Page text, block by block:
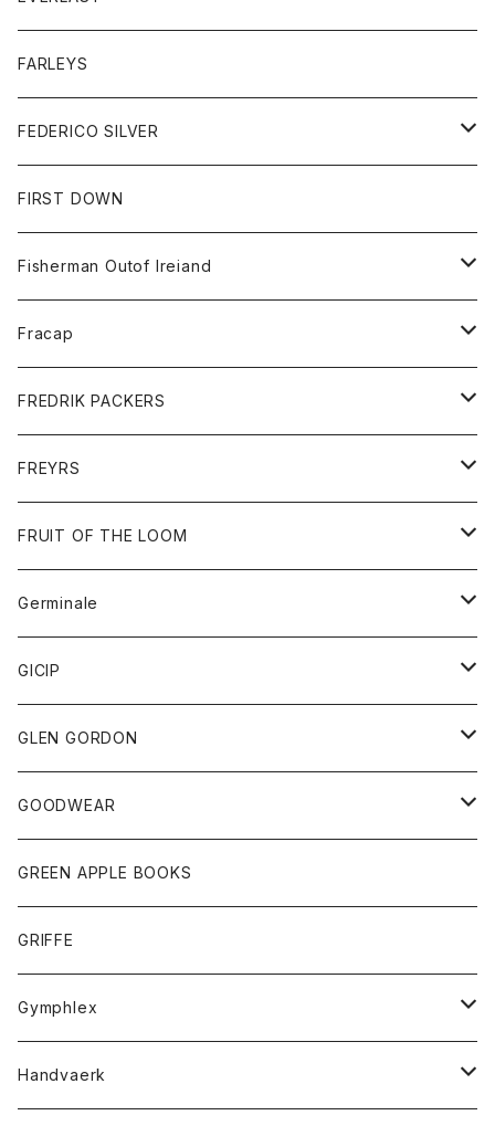
シャツ
セーター
ボトム
ショートパンツ
パンツ
レディース
コート
ジャケット
Tシャツ
ボトム
トップス
ジャケット
スエットシャツ
ボトム
スエットパンツ
グッズ
帽子
FARLEYS
FEDERICO SILVER
アクセサリー
FIRST DOWN
Fisherman Outof Ireiand
ニット
Fracap
グッズ
靴
FREDRIK PACKERS
アクセサリー
バッグ
FREYRS
サングラス
FRUIT OF THE LOOM
アウター
パーカー
グッズ
ネクタイ
チーフ
トップス
シャツ
タンクトップ
ボトム
ショートパンツ
スカート
レディース
スカート
Tシャツ
Germinale
靴
サンダル
GICIP
トップス
Tシャツ
GLEN GORDON
グッズ
手袋
GOODWEAR
トップス
Tシャツ
GREEN APPLE BOOKS
GRIFFE
Gymphlex
アウター
Handvaerk